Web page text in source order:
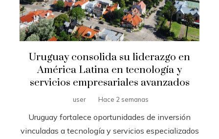
Uruguay consolida su liderazgo en
América Latina en tecnología y
servicios empresariales avanzados
user Hace 2 semanas
Uruguay fortalece oportunidades de inversión
vinculadas a tecnología y servicios especializados